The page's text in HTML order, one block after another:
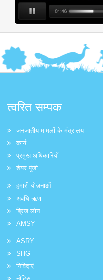
त्वरित सम्पक
जनजातीय मामलों के मंत्रालय
कार्य
प्रमुख अधिकारियों
शेयर पूंजी
हमारी योजनाओं
अवधि ऋण
ब्रिज लोन
AMSY
ASRY
SHG
निविदाएं